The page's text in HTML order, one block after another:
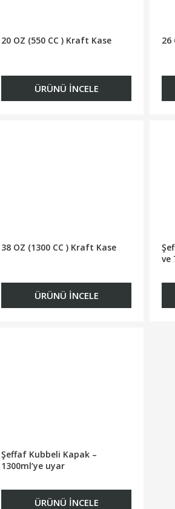
20 OZ (550 CC ) Kraft Kase
ÜRÜNÜ İNCELE
26
38 OZ (1300 CC ) Kraft Kase
ÜRÜNÜ İNCELE
ve
Şeffaf Kubbeli Kapak –
1300ml’ye uyar
ÜRÜNÜ İNCELE